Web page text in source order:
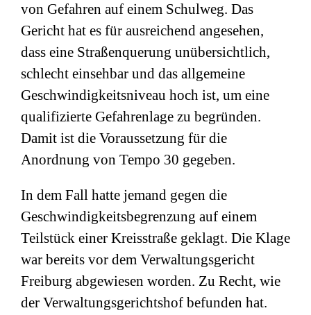
von Gefahren auf einem Schulweg. Das
Gericht hat es für ausreichend angesehen,
dass eine Straßenquerung unübersichtlich,
schlecht einsehbar und das allgemeine
Geschwindigkeitsniveau hoch ist, um eine
qualifizierte Gefahrenlage zu begründen.
Damit ist die Voraussetzung für die
Anordnung von Tempo 30 gegeben.
In dem Fall hatte jemand gegen die
Geschwindigkeitsbegrenzung auf einem
Teilstück einer Kreisstraße geklagt. Die Klage
war bereits vor dem Verwaltungsgericht
Freiburg abgewiesen worden. Zu Recht, wie
der Verwaltungsgerichtshof befunden hat.